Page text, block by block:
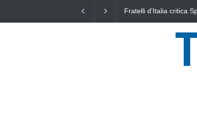
L'Università della